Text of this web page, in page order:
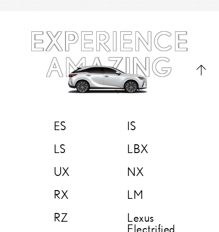
EXPERIENCE
AMAZING
ES
IS
LS
LBX
UX
NX
RX
LM
RZ
Lexus
Electrified